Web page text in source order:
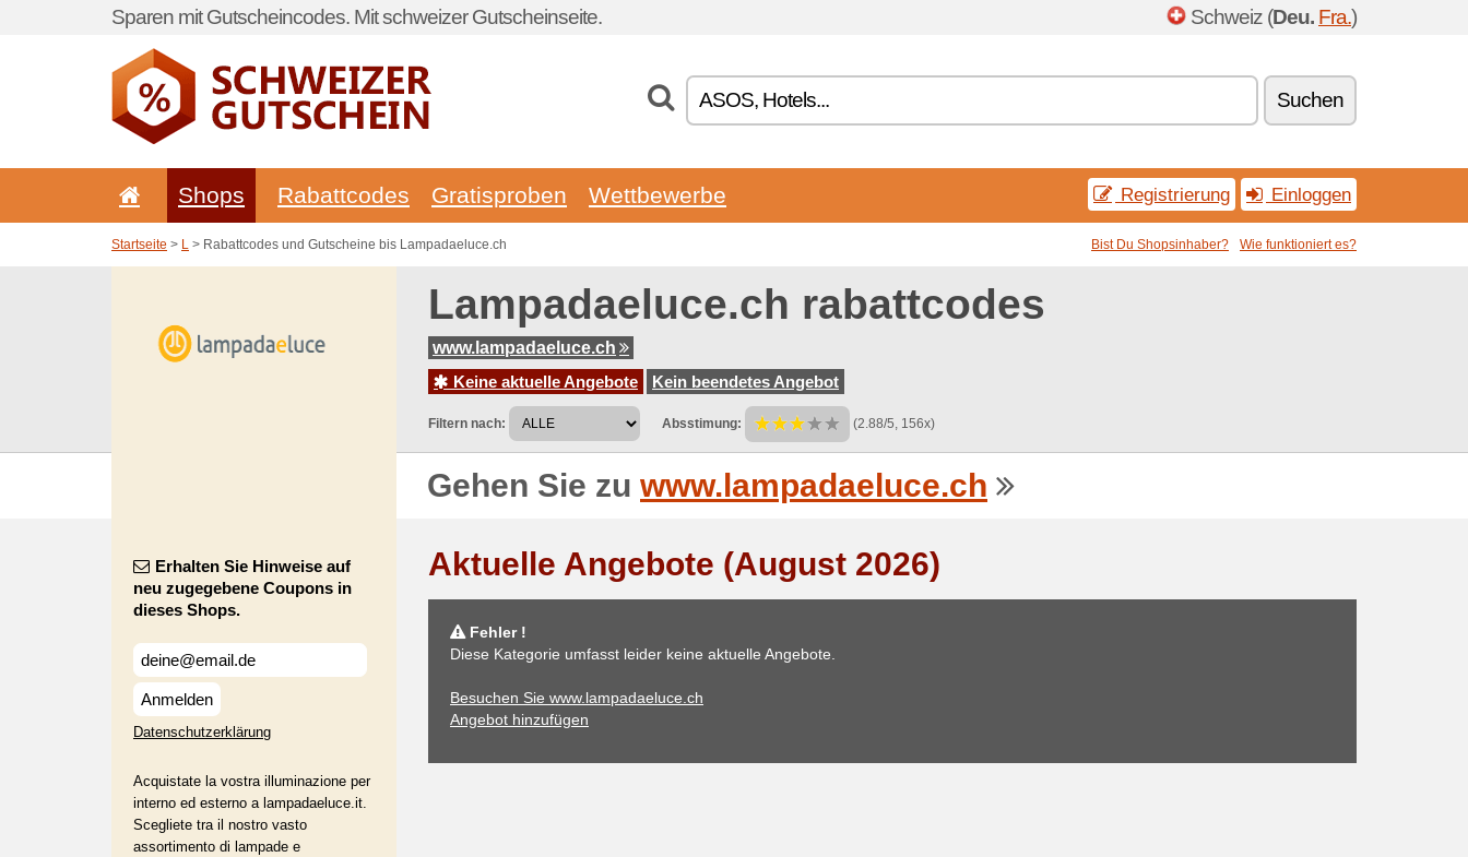
Sparen mit Gutscheincodes. Mit schweizer Gutscheinseite. Schweiz (Deu. Fra.)
Suchen
Shops Rabattcodes Gratisproben Wettbewerbe Registrierung Einloggen
Startseite > L > Rabattcodes und Gutscheine bis Lampadaeluce.ch Bist Du Shopsinhaber? Wie funktioniert es?
Lampadaeluce.ch rabattcodes
www.lampadaeluce.ch
Keine aktuelle Angebote
Kein beendetes Angebot
Filtern nach: Absstimung: (2.88/5, 156x)
Gehen Sie zu www.lampadaeluce.ch
Erhalten Sie Hinweise auf
neu zugegebene Coupons in
dieses Shops.
Anmelden
Datenschutzerklärung
Acquistate la vostra illuminazione per
interno ed esterno a lampadaeluce.it.
Scegliete tra il nostro vasto
assortimento di lampade e
Aktuelle Angebote (August 2026)
Fehler !
Diese Kategorie umfasst leider keine aktuelle Angebote.
Besuchen Sie www.lampadaeluce.ch
Angebot hinzufügen